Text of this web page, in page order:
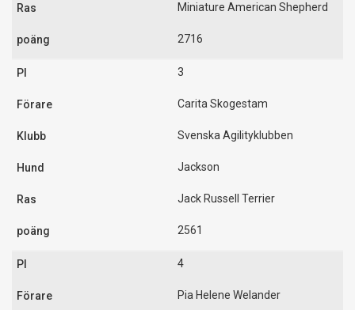
Miniature American Shepherd
2716
3
Carita Skogestam
Svenska Agilityklubben
Jackson
Jack Russell Terrier
2561
4
Pia Helene Welander